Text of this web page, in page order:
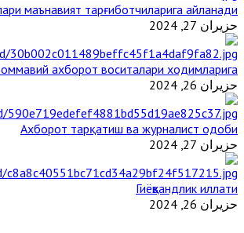
маънавият тарғиботчиларига айланади
حزيران 27, 2024
ахборот воситалари ходимларига
حزيران 26, 2024
Ахборот тарқатиш ва журналист одоби
حزيران 27, 2024
Гиёҳвандлик иллати
حزيران 26, 2024